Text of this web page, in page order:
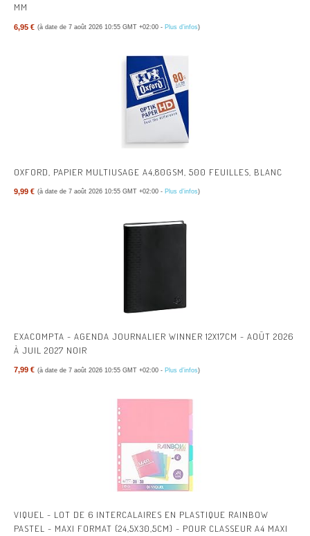
MM
6,95 € (à date de 7 août 2026 10:55 GMT +02:00 - Plus d’infos)
OXFORD, PAPIER MULTIUSAGE A4,80GSM, 500 FEUILLES, BLANC
9,99 € (à date de 7 août 2026 10:55 GMT +02:00 - Plus d’infos)
EXACOMPTA - AGENDA JOURNALIER WINNER 12X17CM - AOÛT 2026
À JUIL 2027 NOIR
7,99 € (à date de 7 août 2026 10:55 GMT +02:00 - Plus d’infos)
VIQUEL - LOT DE 6 INTERCALAIRES EN PLASTIQUE RAINBOW
PASTEL - MAXI FORMAT (24,5X30,5CM) - POUR CLASSEUR A4 MAXI